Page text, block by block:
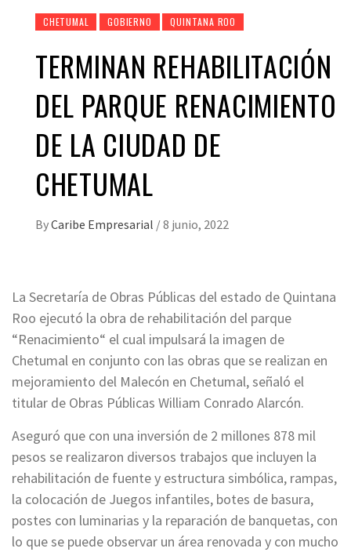
CHETUMAL GOBIERNO QUINTANA ROO
TERMINAN REHABILITACIÓN
DEL PARQUE RENACIMIENTO
DE LA CIUDAD DE
CHETUMAL
ByCaribe Empresarial /8 junio, 2022
La Secretaría de Obras Públicas del estado de Quintana
Roo ejecutó la obra de rehabilitación del parque
“Renacimiento“ el cual impulsará la imagen de
Chetumal en conjunto con las obras que se realizan en
mejoramiento del Malecón en Chetumal, señaló el
titular de Obras Públicas William Conrado Alarcón.
Aseguró que con una inversión de 2 millones 878 mil
pesos se realizaron diversos trabajos que incluyen la
rehabilitación de fuente y estructura simbólica, rampas,
la colocación de Juegos infantiles, botes de basura,
postes con luminarias y la reparación de banquetas, con
lo que se puede observar un área renovada y con mucho